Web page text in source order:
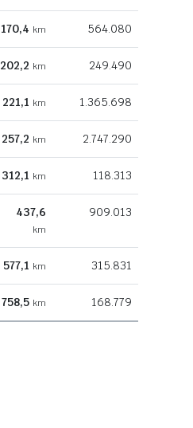
170,4 km 564.080
202,2 km 249.490
221,1 km 1.365.698
257,2 km 2.747.290
312,1 km 118.313
437,6
km
909.013
577,1 km 315.831
758,5 km 168.779